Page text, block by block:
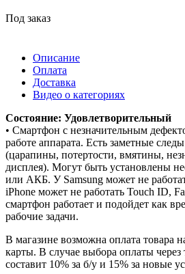
Под заказ
Описание
Оплата
Доставка
Видео о категориях
Состояние: Удовлетворительный
• Смартфон с незначительным
работе аппарата. Есть заметные
(царапины, потертости, вмятины,
дисплея). Могут быть установлены
или АКБ. У Samsung может не
iPhone может не работать Touch ID,
смартфон работает и подойдет как
рабочие задачи.
В магазине возможна оплата
карты. В случае выбора оплаты
составит 10% за б/у и 15% за новые